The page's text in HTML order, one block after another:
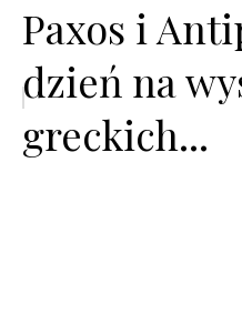
Paxos i
dzień na
greckich...